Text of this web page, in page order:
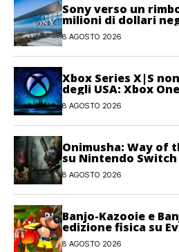
Sony verso un
milioni di dollari
illegittimi
8 AGOSTO 2026
Xbox Series X|S
degli USA: Xbox
giocatori attivi
8 AGOSTO 2026
Onimusha: Way of
su Nintendo Switch
8 AGOSTO 2026
Banjo-Kazooie e
edizione fisica su
8 AGOSTO 2026